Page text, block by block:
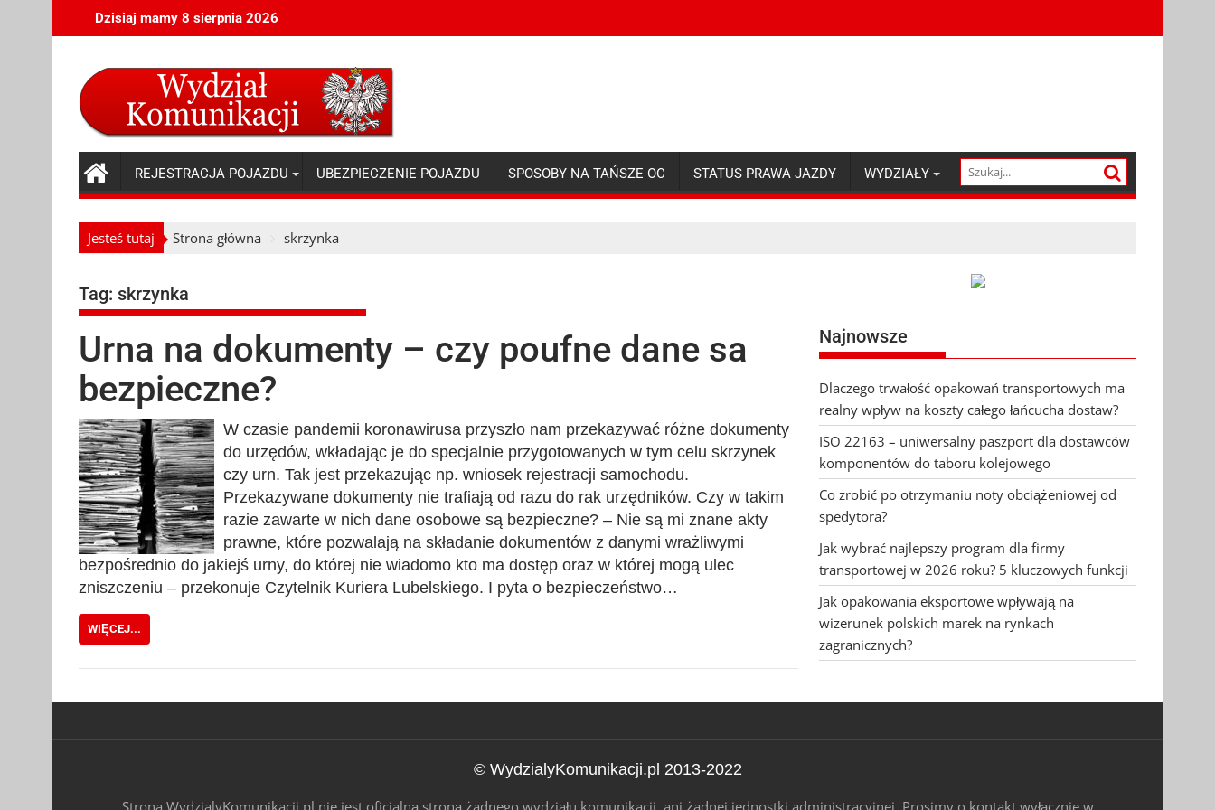
to
Dzisiaj mamy 8 sierpnia 2026
REJESTRACJA POJAZDU UBEZPIECZENIE POJAZDU SPOSOBY NA TAŃSZE OC STATUS PRAWA JAZDY WYDZIAŁY
Jesteś tutaj Strona główna skrzynka
Tag: skrzynka
Urna na dokumenty – czy poufne dane sa
bezpieczne?
W czasie pandemii koronawirusa przyszło nam przekazywać różne dokumenty
do urzędów, wkładając je do specjalnie przygotowanych w tym celu skrzynek
czy urn. Tak jest przekazując np. wniosek rejestracji samochodu.
Przekazywane dokumenty nie trafiają od razu do rak urzędników. Czy w takim
razie zawarte w nich dane osobowe są bezpieczne? – Nie są mi znane akty
prawne, które pozwalają na składanie dokumentów z danymi wrażliwymi
bezpośrednio do jakiejś urny, do której nie wiadomo kto ma dostęp oraz w której mogą ulec
zniszczeniu – przekonuje Czytelnik Kuriera Lubelskiego. I pyta o bezpieczeństwo…
WIĘCEJ...
Najnowsze
Dlaczego trwałość opakowań transportowych ma
realny wpływ na koszty całego łańcucha dostaw?
ISO 22163 – uniwersalny paszport dla dostawców
komponentów do taboru kolejowego
Co zrobić po otrzymaniu noty obciążeniowej od
spedytora?
Jak wybrać najlepszy program dla firmy
transportowej w 2026 roku? 5 kluczowych funkcji
Jak opakowania eksportowe wpływają na
wizerunek polskich marek na rynkach
zagranicznych?
© WydzialyKomunikacji.pl 2013-2022
Strona WydzialyKomunikacji.pl nie jest oficjalną stroną żadnego wydziału komunikacji, ani żadnej jednostki administracyjnej. Prosimy o kontakt wyłącznie w